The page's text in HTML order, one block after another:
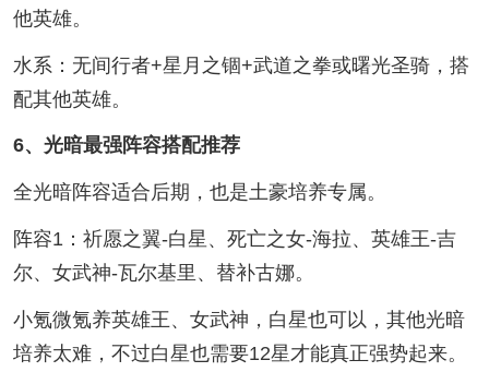
他英雄。
水系：无间行者+星月之锢+武道之拳或曙光圣骑，搭
配其他英雄。
6、光暗最强阵容搭配推荐
全光暗阵容适合后期，也是土豪培养专属。
阵容1：祈愿之翼-白星、死亡之女-海拉、英雄王-吉
尔、女武神-瓦尔基里、替补古娜。
小氪微氪养英雄王、女武神，白星也可以，其他光暗
培养太难，不过白星也需要12星才能真正强势起来。